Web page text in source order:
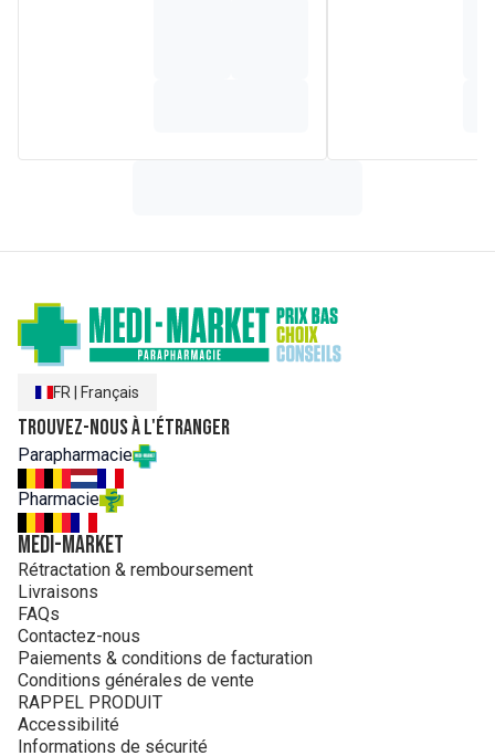
FR Français
Trouvez-nous à l'étranger
Parapharmacie
Pharmacie
MEDI-MARKET
Rétractation & remboursement
Livraisons
FAQs
Contactez-nous
Paiements & conditions de facturation
Conditions générales de vente
RAPPEL PRODUIT
Accessibilité
Informations de sécurité